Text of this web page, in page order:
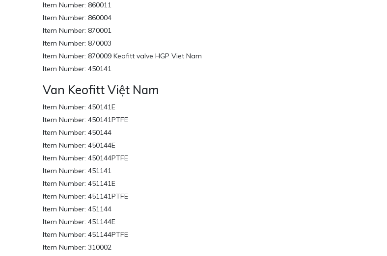
Item Number: 860011
Item Number: 860004
Item Number: 870001
Item Number: 870003
Item Number: 870009 Keofitt valve HGP Viet Nam
Item Number: 450141
Van Keofitt Việt Nam
Item Number: 450141E
Item Number: 450141PTFE
Item Number: 450144
Item Number: 450144E
Item Number: 450144PTFE
Item Number: 451141
Item Number: 451141E
Item Number: 451141PTFE
Item Number: 451144
Item Number: 451144E
Item Number: 451144PTFE
Item Number: 310002